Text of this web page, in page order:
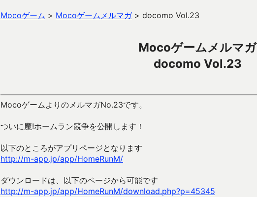
Mocoゲーム > Mocoゲームメルマガ> docomo Vol.23
Mocoゲームメルマガ
docomo Vol.23
MocoゲームよりのメルマガNo.23です。
ついに魔!ホームラン競争を公開します！
以下のところがアプリページとなります
http://m-app.jp/app/HomeRunM/
ダウンロードは、以下のページから可能です
http://m-app.jp/app/HomeRunM/download.php?p=45345